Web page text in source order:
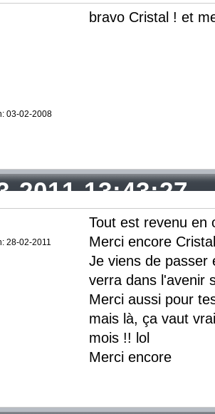
03-02-2008
bravo Cristal ! et
2011 13:43:27
28-02-2011
Tout est revenu en
Merci encore
Je viens de passer
verra dans l'avenir
Merci aussi pour
mais là, ça vaut
mois !! lol
Merci encore